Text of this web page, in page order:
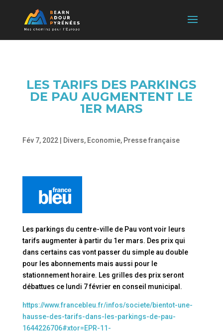
LES TARIFS DES PARKINGS
DE PAU AUGMENTENT LE
1ER MARS
Fév 7, 2022| Divers, Economie, Presse française
Les parkings du centre-ville de Pau vont voir leurs
tarifs augmenter à partir du 1er mars. Des prix qui
dans certains cas vont passer du simple au double
pour les abonnements mais aussi pour le
stationnement horaire. Les grilles des prix seront
débattues ce lundi 7 février en conseil municipal.
https://www.francebleu.fr/infos/societe/bientot-une-
hausse-des-tarifs-dans-les-parkings-de-pau-
1644226706#xtor=EPR-11-